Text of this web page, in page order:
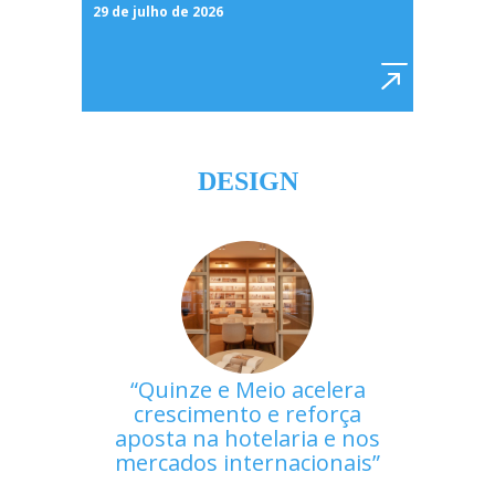
29 de julho de 2026
DESIGN
Quinze e Meio acelera
crescimento e reforça
aposta na hotelaria e nos
mercados internacionais